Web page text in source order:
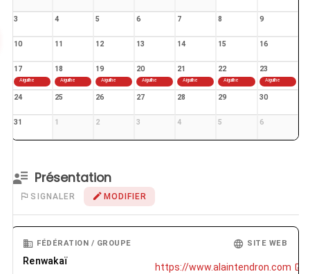
3 4 5 6 7 8 9
10 11 12 13 14 15 16
17
Aiguilhe
18
Aiguilhe
19
Aiguilhe
20
Aiguilhe
21
Aiguilhe
22
Aiguilhe
23
Aiguilhe
24 25 26 27 28 29 30
31 1 2 3 4 5 6
Présentation
SIGNALER MODIFIER
FÉDÉRATION / GROUPE
Renwakaï
SITE WEB
https://www.alaintendron.com